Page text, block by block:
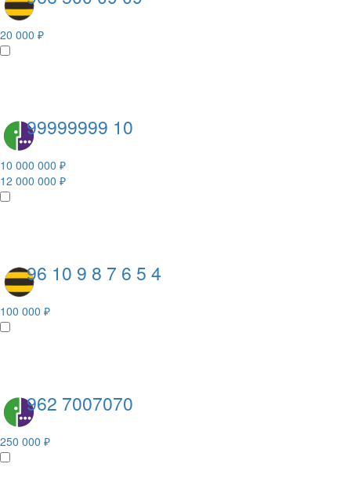
20 000 ₽
99999999 10
10 000 000 ₽
12 000 000 ₽
96 10 9 8 7 6 5 4
100 000 ₽
962 7007070
250 000 ₽